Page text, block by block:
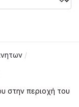
στην περιοχή του